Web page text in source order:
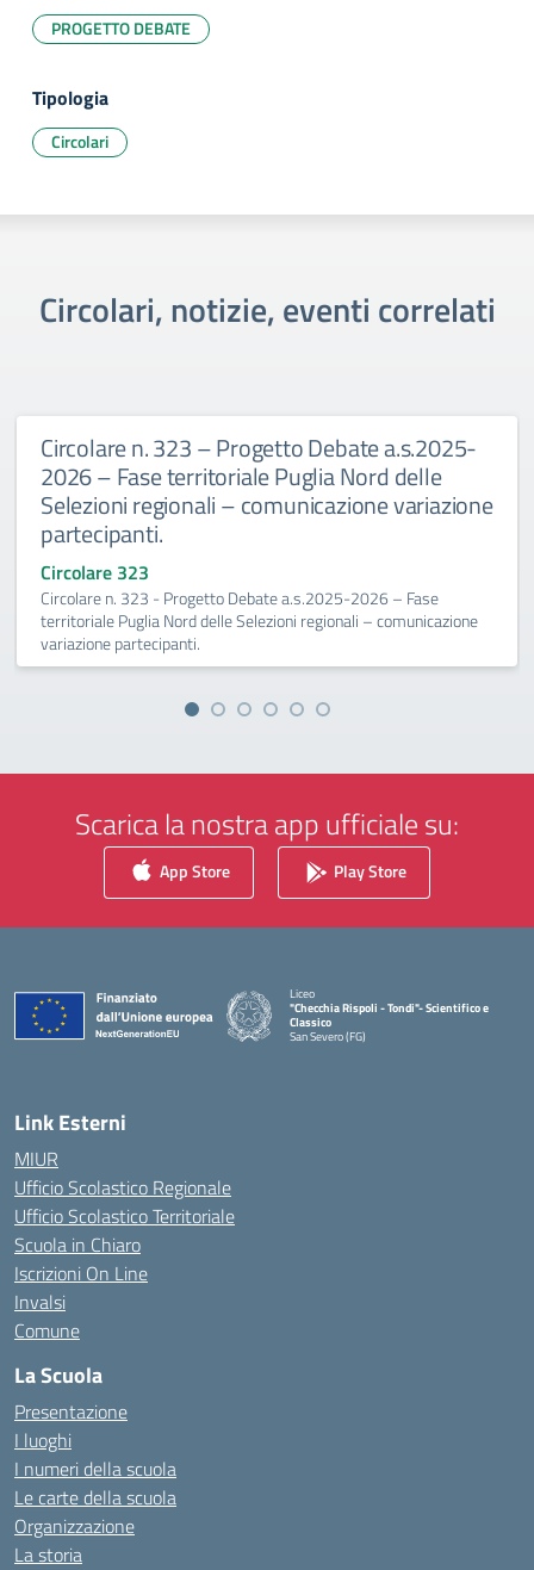
PROGETTO DEBATE
Tipologia
Circolari
Circolari, notizie, eventi correlati
Circolare n. 323 – Progetto Debate a.s.2025-
2026 – Fase territoriale Puglia Nord delle
Selezioni regionali – comunicazione variazione
partecipanti.
Circolare 323
Circolare n. 323 - Progetto Debate a.s.2025-2026 – Fase
territoriale Puglia Nord delle Selezioni regionali – comunicazione
variazione partecipanti.
Scarica la nostra app ufficiale su:
App Store Play Store
Liceo
"Checchia Rispoli - Tondi"- Scientifico e
Classico
San Severo (FG)
Link Esterni
MIUR
Ufficio Scolastico Regionale
Ufficio Scolastico Territoriale
Scuola in Chiaro
Iscrizioni On Line
Invalsi
Comune
La Scuola
Presentazione
I luoghi
I numeri della scuola
Le carte della scuola
Organizzazione
La storia